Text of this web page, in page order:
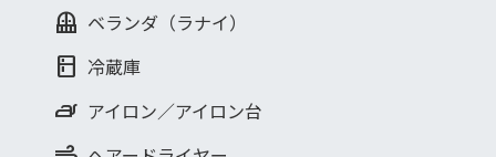
balcony ベランダ（ラナイ）
kitchen 冷蔵庫
iron アイロン／アイロン台